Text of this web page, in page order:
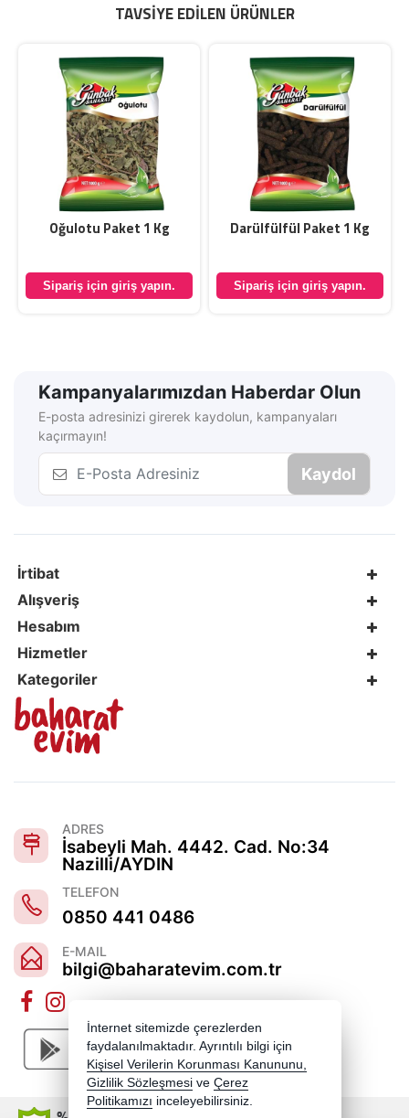
TAVSIYE EDILEN ÜRÜNLER
Oğulotu Paket 1 Kg
Sipariş için giriş yapın.
Darülfülfül Paket 1 Kg
Sipariş için giriş yapın.
Kampanyalarımızdan Haberdar Olun
E-posta adresinizi girerek kaydolun, kampanyaları
kaçırmayın!
Kaydol
İrtibat
Alışveriş
Hesabım
Hizmetler
Kategoriler
ADRES
İsabeyli Mah. 4442. Cad. No:34
Nazilli/AYDIN
TELEFON
0850 441 0486
E-MAIL
bilgi@baharatevim.com.tr
İnternet sitemizde çerezlerden
faydalanılmaktadır. Ayrıntılı bilgi için
Kişisel Verilerin Korunması Kanununu,
Gizlilik Sözleşmesi ve Çerez
Politikamızı inceleyebilirsiniz.